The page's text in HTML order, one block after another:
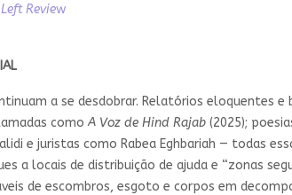
Review
a se desdobrar. Relatórios eloquentes
comoA Voz de Hind Rajab (2025);
e juristas como Rabea Eghbariah — todas
a locais de distribuição de ajuda e “zonas
de escombros, esgoto e corpos em